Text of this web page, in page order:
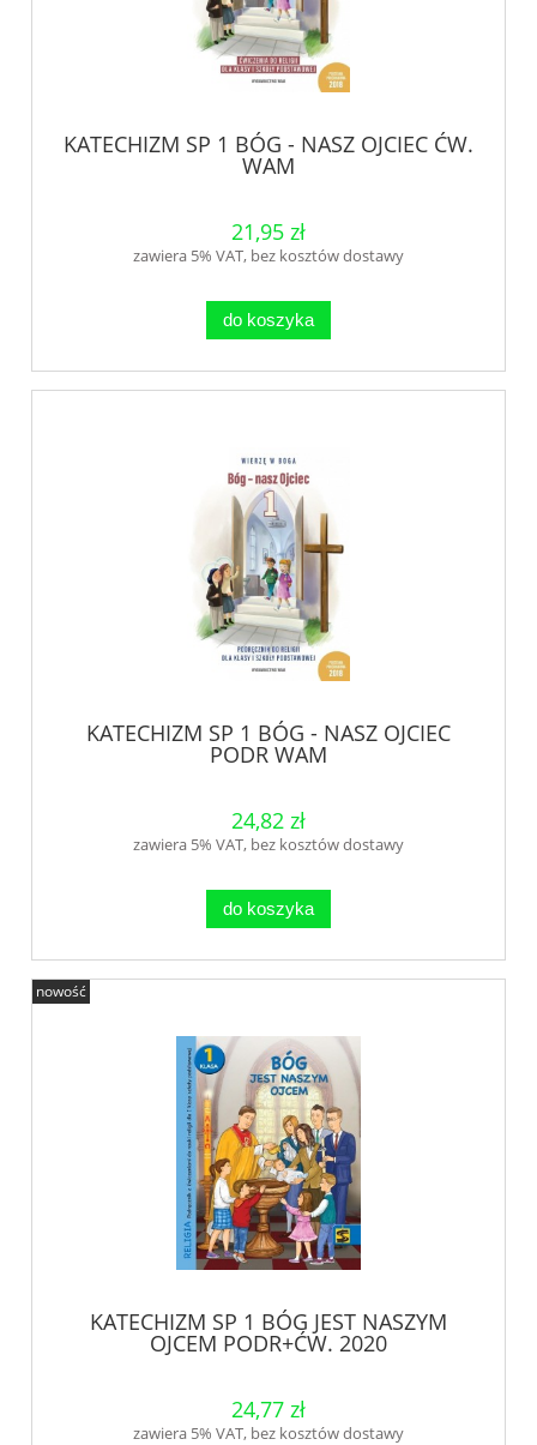
KATECHIZM SP 1 BÓG - NASZ OJCIEC ĆW.
WAM
21,95 zł
zawiera 5% VAT, bez kosztów dostawy
do koszyka
KATECHIZM SP 1 BÓG - NASZ OJCIEC
PODR WAM
24,82 zł
zawiera 5% VAT, bez kosztów dostawy
do koszyka
KATECHIZM SP 1 BÓG JEST NASZYM
OJCEM PODR+ĆW. 2020
24,77 zł
zawiera 5% VAT, bez kosztów dostawy
nowość